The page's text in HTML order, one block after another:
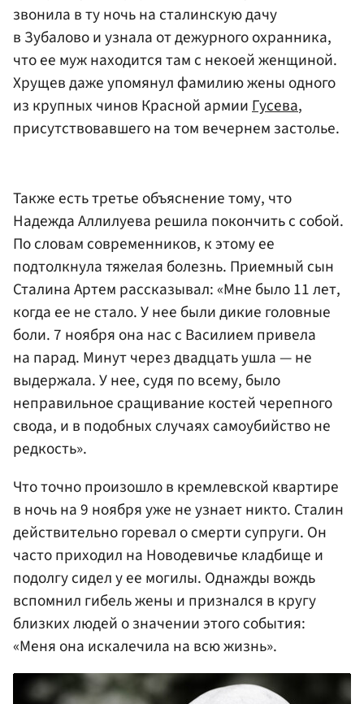
звонила в ту ночь на сталинскую дачу
в Зубалово и узнала от дежурного охранника,
что ее муж находится там с некоей женщиной.
Хрущев даже упомянул фамилию жены одного
из крупных чинов Красной армииГусева,
присутствовавшего на том вечернем застолье.
Также есть третье объяснение тому, что
Надежда Аллилуева решила покончить с собой.
По словам современников, к этому ее
подтолкнула тяжелая болезнь. Приемный сын
Сталина Артем рассказывал: «Мне было 11 лет,
когда ее не стало. У нее были дикие головные
боли. 7 ноября она нас с Василием привела
на парад. Минут через двадцать ушла — не
выдержала. У нее, судя по всему, было
неправильное сращивание костей черепного
свода, и в подобных случаях самоубийство не
редкость».
Что точно произошло в кремлевской квартире
в ночь на 9 ноября уже не узнает никто. Сталин
действительно горевал о смерти супруги. Он
часто приходил на Новодевичье кладбище и
подолгу сидел у ее могилы. Однажды вождь
вспомнил гибель жены и признался в кругу
близких людей о значении этого события:
«Меня она искалечила на всю жизнь».